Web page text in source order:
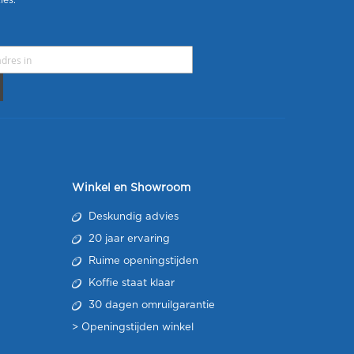
Winkel en Showroom
Deskundig advies
20 jaar ervaring
Ruime openingstijden
Koffie staat klaar
30 dagen omruilgarantie
> Openingstijden winkel